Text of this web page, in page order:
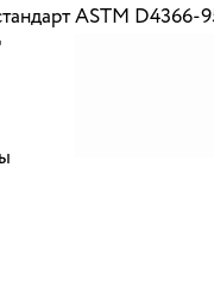
ASTM D4366-